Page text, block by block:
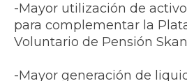
-Mayor utilización de
para complementar la
Voluntario de Pensión
-Mayor generación de